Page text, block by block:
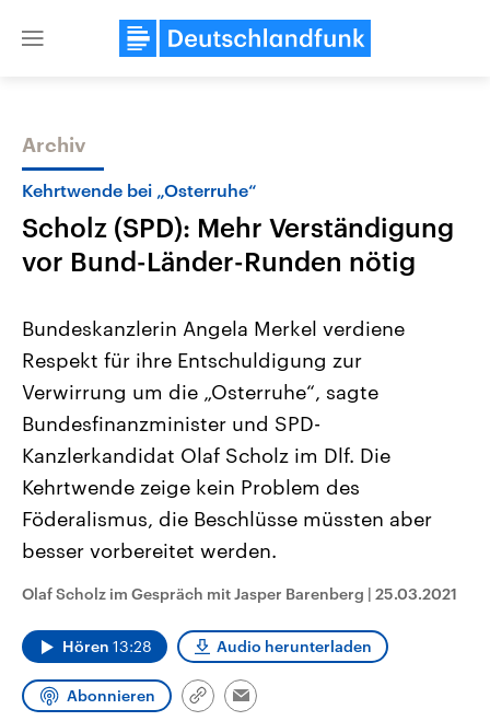
Close
Themen
Landtagswahl Sachsen-Anhalt
2026
Alle Informationen
Sachsen-Anhalt wählt am 6.
September 2026 einen neuen
Landtag. Seit 2021 wird das
Bundesland von einer Koalition aus
CDU, SPD und FDP regiert.-
Umfragen, Prognosen,
Wahlprogramme, aktuelle Berichte
und Hintergründe zu den Parteien
Wahl.
USA
Aktuelle Beiträge,
Hintergründe
Wirtschaftlich und
gehören die Vereinigten
den mächtigsten Ländern
mit großem Einfluss auf
Sendungen Programm
Archiv
Kehrtwende bei „Osterruhe“
Scholz (SPD): Mehr Verständigung
vor Bund-Länder-Runden nötig
Bundeskanzlerin Angela Merkel verdiene
Respekt für ihre Entschuldigung zur
Verwirrung um die „Osterruhe“, sagte
Bundesfinanzminister und SPD-
Kanzlerkandidat Olaf Scholz im Dlf. Die
Kehrtwende zeige kein Problem des
Föderalismus, die Beschlüsse müssten aber
besser vorbereitet werden.
Olaf Scholz im Gespräch mit Jasper Barenberg | 25.03.2021
Hören 13:28 Audio herunterladen
Abonnieren
Link
Email